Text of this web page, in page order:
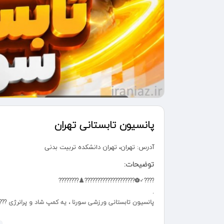
پانسیون تابستانی تهران
آدرس: تهران، تهران دانشکده تربیت بدنی
توضیحات:
????‍♂️⚽️????????????????????♟️????????
.
پانسیون تابستانی ورزشی سورنا ، یه کمپ شاد و پرانرژی